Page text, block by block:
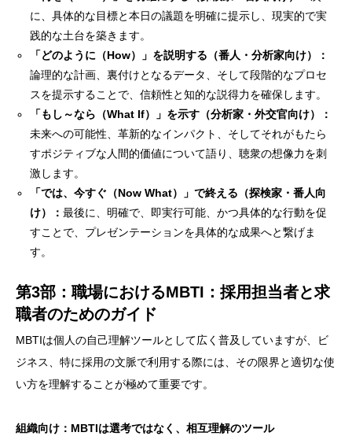
に、具体的な目標と本日の議題を明確に提示し、現実的で実
践的な土台を築きます。
「どのように（How）」を説明する（番人・分析家向け）：
論理的な計画、裏付けとなるデータ、そして段階的なプロセ
スを提示することで、信頼性と知的な説得力を確保します。
「もし～なら（What If）」を示す（分析家・外交官向け）：
未来への可能性、革新的なインパクト、そしてそれがもたら
すポジティブな人間的価値について語り、聴衆の想像力を刺
激します。
「では、今すぐ（Now What）」で終える（探検家・番人向
け）：最後に、明確で、即実行可能、かつ具体的な行動を促
すことで、プレゼンテーションを具体的な成果へと繋げま
す。
第3部：職場におけるMBTI：採用担当者と求
職者のためのガイド
MBTIは個人の自己理解ツールとして広く普及していますが、ビ
ジネス、特に採用の文脈で利用する際には、その限界と適切な使
い方を理解することが極めて重要です。
組織向け：MBTIは選考ではなく、相互理解のツール